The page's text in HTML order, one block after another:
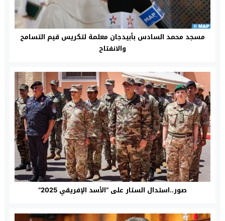
مسجد محمد السادس بأبيدجان معلمة لتكريس قيم التسامح
والانفتاح
صور..استدال الستار على “الأسد الإفريقي 2025”